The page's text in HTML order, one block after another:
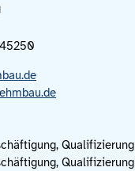
Qualifizierung
Qualifizierung